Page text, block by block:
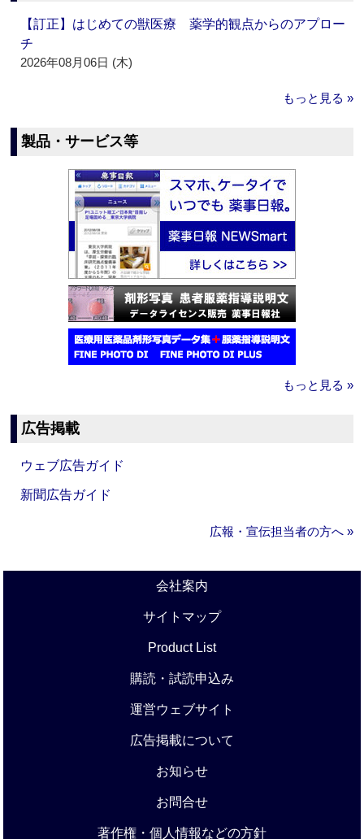
【訂正】はじめての獣医療 薬学的観点からのアプロー
チ
2026年08月06日 (木)
もっと見る »
製品・サービス等
もっと見る »
広告掲載
ウェブ広告ガイド
新聞広告ガイド
広報・宣伝担当者の方へ »
会社案内
サイトマップ
Product List
購読・試読申込み
運営ウェブサイト
広告掲載について
お知らせ
お問合せ
著作権・個人情報などの方針